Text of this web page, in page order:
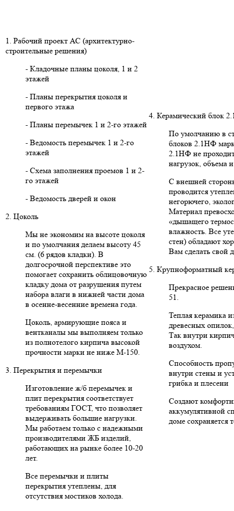
1. Рабочий проект АС (архитектурно-
строительные решения)
- Кладочные планы цоколя, 1 и 2
этажей
- Планы перекрытия цоколя и
первого этажа
- Планы перемычек 1 и 2-го этажей
- Ведомость перемычек 1 и 2-го
этажей
- Схема заполнения проемов 1 и 2-
го этажей
- Ведомость дверей и окон
2. Цоколь
Мы не экономим на высоте цоколя
и по умолчания делаем высоту 45
см. (6 рядов кладки). В
долгосрочной перспективе это
помогает сохранить облицовочную
кладку дома от разрушения путем
набора влаги в нижней части дома
в осенне-весенние времена года.
Цоколь, армирующие пояса и
вентканалы мы выполняем только
из полнотелого кирпича высокой
прочности марки не ниже М-150.
3. Перекрытия и перемычки
Изготовление ж/б перемычек и
плит перекрытия соответствует
требованиям ГОСТ, что позволяет
выдерживать большие нагрузки.
Мы работаем только с надежными
производителями ЖБ изделий,
работающих на рынке более 10-20
лет.
Все перемычки и плиты
перекрытия утеплены, для
отсутствия мостиков холода.
4. Керамический блок
По умолчанию в
блоков 2.1НФ
2.1НФ не
нагрузок, объема
С внешней
проводится
негорючего,
Материал
«дышащего
влажность. Все
стен) обладают
Вам сделать свой
5. Крупноформатный
Прекрасное
51.
Теплая керамика
древесных
Так внутри
воздухом.
Способность
внутри стены и
грибка и плесени
Создают
аккумулятивной
доме сохраняется